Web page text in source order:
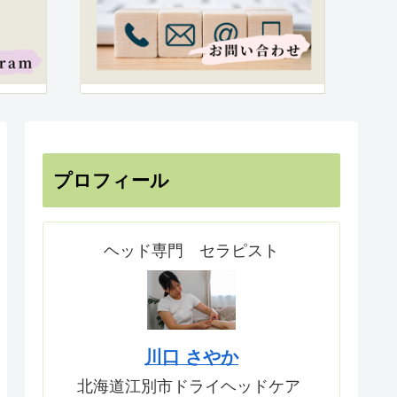
プロフィール
ヘッド専門 セラピスト
川口 さやか
北海道江別市ドライヘッドケア